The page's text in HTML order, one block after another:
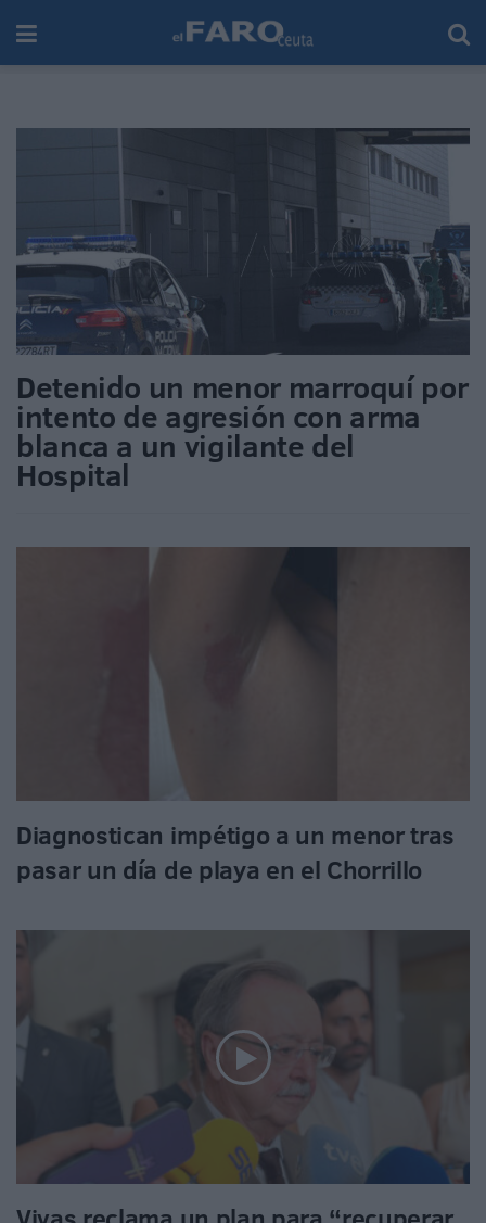
Detenido un menor marroquí por
intento de agresión con arma
blanca a un vigilante del
Hospital
Diagnostican impétigo a un menor tras
pasar un día de playa en el Chorrillo